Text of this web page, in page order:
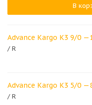
В
Advance Kargo K3 9/0
/ R
Advance Kargo K3 5/0
/ R